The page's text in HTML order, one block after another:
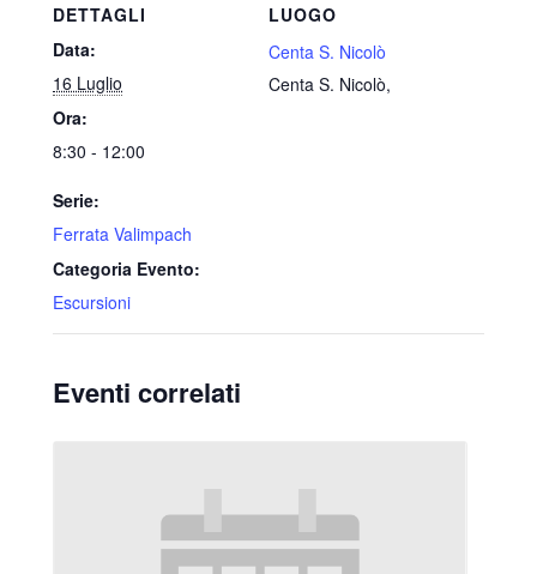
DETTAGLI
Data:
16 Luglio
Ora:
8:30 - 12:00
Serie:
Ferrata Valimpach
Categoria Evento:
Escursioni
LUOGO
Centa S. Nicolò
Centa S. Nicolò,
Eventi correlati